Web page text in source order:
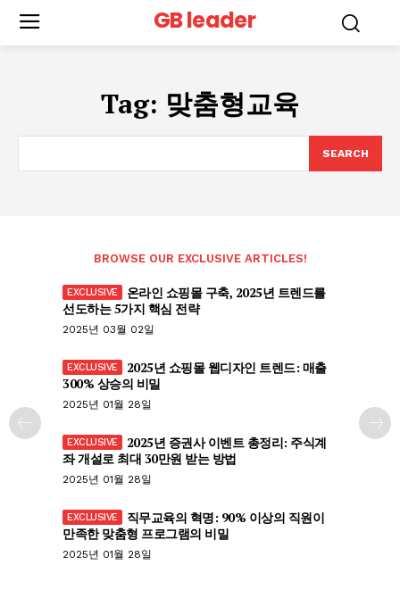
GB leader
Tag: 맞춤형교육
SEARCH
BROWSE OUR EXCLUSIVE ARTICLES!
온라인 쇼핑몰 구축, 2025년 트렌드를
선도하는 5가지 핵심 전략
2025년 03월 02일
2025년 쇼핑몰 웹디자인 트렌드: 매출
300% 상승의 비밀
2025년 01월 28일
2025년 증권사 이벤트 총정리: 주식계
좌 개설로 최대 30만원 받는 방법
2025년 01월 28일
직무교육의 혁명: 90% 이상의 직원이
만족한 맞춤형 프로그램의 비밀
2025년 01월 28일